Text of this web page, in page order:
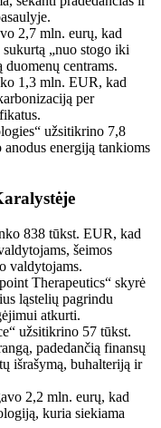
2,7 mln. eurų, kad
„nuo stogo iki
centrams.
1,3 mln. EUR, kad
per
užsitikrino 7,8
energiją tankioms
838 tūkst. EUR, kad
šeimos
valdytojams.
Therapeutics“ skyrė
ląstelių pagrindu
atkurti.
užsitikrino 57 tūkst.
padedančią finansų
išrašymą, buhalteriją ir
2,2 mln. eurų, kad
kuria siekiama